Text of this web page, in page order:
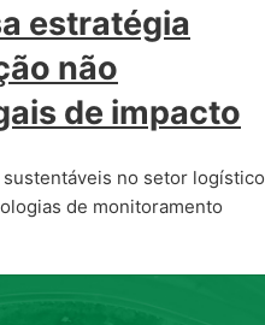
estratégia
não
de impacto
no setor logístico
de monitoramento